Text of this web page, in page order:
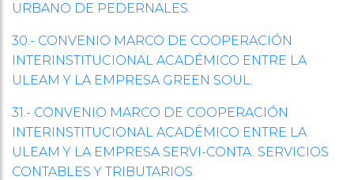
URBANO DE PEDERNALES.
30.- CONVENIO MARCO DE COOPERACIÓN
INTERINSTITUCIONAL ACADÉMICO ENTRE LA
ULEAM Y LA EMPRESA GREEN SOUL.
31.- CONVENIO MARCO DE COOPERACIÓN
INTERINSTITUCIONAL ACADÉMICO ENTRE LA
ULEAM Y LA EMPRESA SERVI-CONTA. SERVICIOS
CONTABLES Y TRIBUTARIOS.